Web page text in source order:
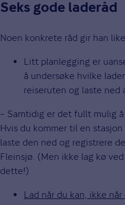
Seks gode laderåd
Noen konkrete råd gir han
Litt planlegging er
å undersøke hvilke
reiseruten og laste ned
– Samtidig er det fullt mulig
Hvis du kommer til en
laste den ned og registrere
Fleinsjø. (Men ikke lag kø
dette!)
Lad når du kan, ikke når